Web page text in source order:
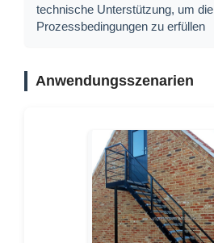
technische Unterstützung, um die
Prozessbedingungen zu erfüllen
Anwendungsszenarien